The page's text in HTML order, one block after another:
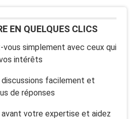
EN QUELQUES CLICS
vous simplement avec ceux qui
intérêts
discussions facilement et
de réponses
votre expertise et aidez